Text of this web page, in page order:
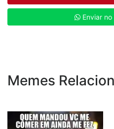
Enviar no
Memes